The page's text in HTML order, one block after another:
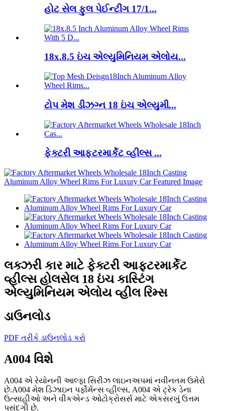
હોટ સેલ ફુલ પેઈન્ટીંગ 17/1...
18x.8.5 ઇંચ એલ્યુમિનિયમ એલોય...
ટોપ મેશ ડીઝગ્ન 18 ઇંચ એલ્યુમી...
ફેક્ટરી આફ્ટરમાર્કેટ વ્હીલ્સ ...
લક્ઝરી કાર માટે ફેક્ટરી આફ્ટરમાર્કેટ
વ્હીલ્સ હોલસેલ 18 ઇંચ કાસ્ટિંગ
એલ્યુમિનિયમ એલોય વ્હીલ રિમ્સ
ડાઉનલોડ
PDF તરીકે ડાઉનલોડ કરો
A004 વિશે
A004 એ રેયોનની આલ્ફા સિરીઝ લાઇનઅપમાં નવીનતમ ઉમેરો
છે.A004 મેશ ડિઝાઇન પર્ફોર્મન્સ વ્હીલ્સ, A004 એ ટ્રેક ડેના
ઉત્સાહીઓ અને વીકએન્ડ ઓટોક્રોસર્સ માટે એકસરખું ઉત્તમ
પસંદગી છે.